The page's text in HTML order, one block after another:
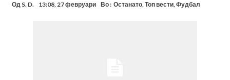
Од S. D. 13:08, 27 февруари Во : Останато,Топ вести,Фудбал